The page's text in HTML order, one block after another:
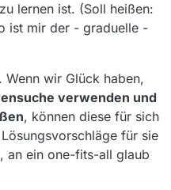
lernen ist. (Soll heißen:
ist mir der - graduelle -
Wenn wir Glück haben,
verwenden und
, können diese für sich
für sie
an ein one-fits-all glaub